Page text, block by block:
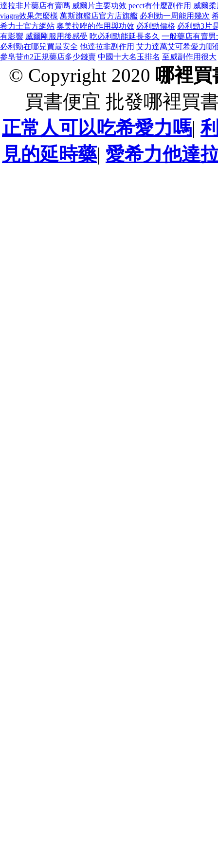
達拉非片藥店有賣嗎 威爾片主要功效 pecct有什麼副作用 威爾
viagra效果怎麼樣 萬斯旗艦店官方店旗艦 必利勁一周能用幾次
希力士官方網站 奧美拉唑的作用與功效 必利勁價格 必利勁3片
有影響 威爾剛服用後感受 吃必利勁能延長多久 一般藥店有賣
必利勁在哪兒買最安全 他達拉非副作用 艾力達萬艾可希愛力哪
參皂苷rh2正規藥店多少錢賣 中國十大名玉排名 至威副作用很大
© Copyright 2020 哪裡
買書便宜 批發哪裡買
正常人可以吃希愛力嗎|
見的延時藥| 愛希力他達